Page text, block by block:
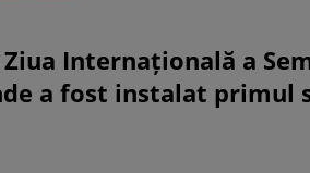
Ziua Internațională a
a fost instalat primul